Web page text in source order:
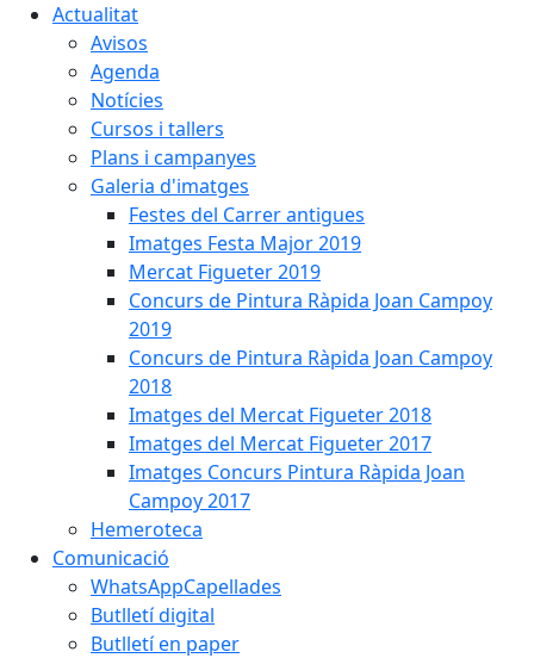
Actualitat
Avisos
Agenda
Notícies
Cursos i tallers
Plans i campanyes
Galeria d'imatges
Festes del Carrer antigues
Imatges Festa Major 2019
Mercat Figueter 2019
Concurs de Pintura Ràpida Joan Campoy
2019
Concurs de Pintura Ràpida Joan Campoy
2018
Imatges del Mercat Figueter 2018
Imatges del Mercat Figueter 2017
Imatges Concurs Pintura Ràpida Joan
Campoy 2017
Hemeroteca
Comunicació
WhatsAppCapellades
Butlletí digital
Butlletí en paper